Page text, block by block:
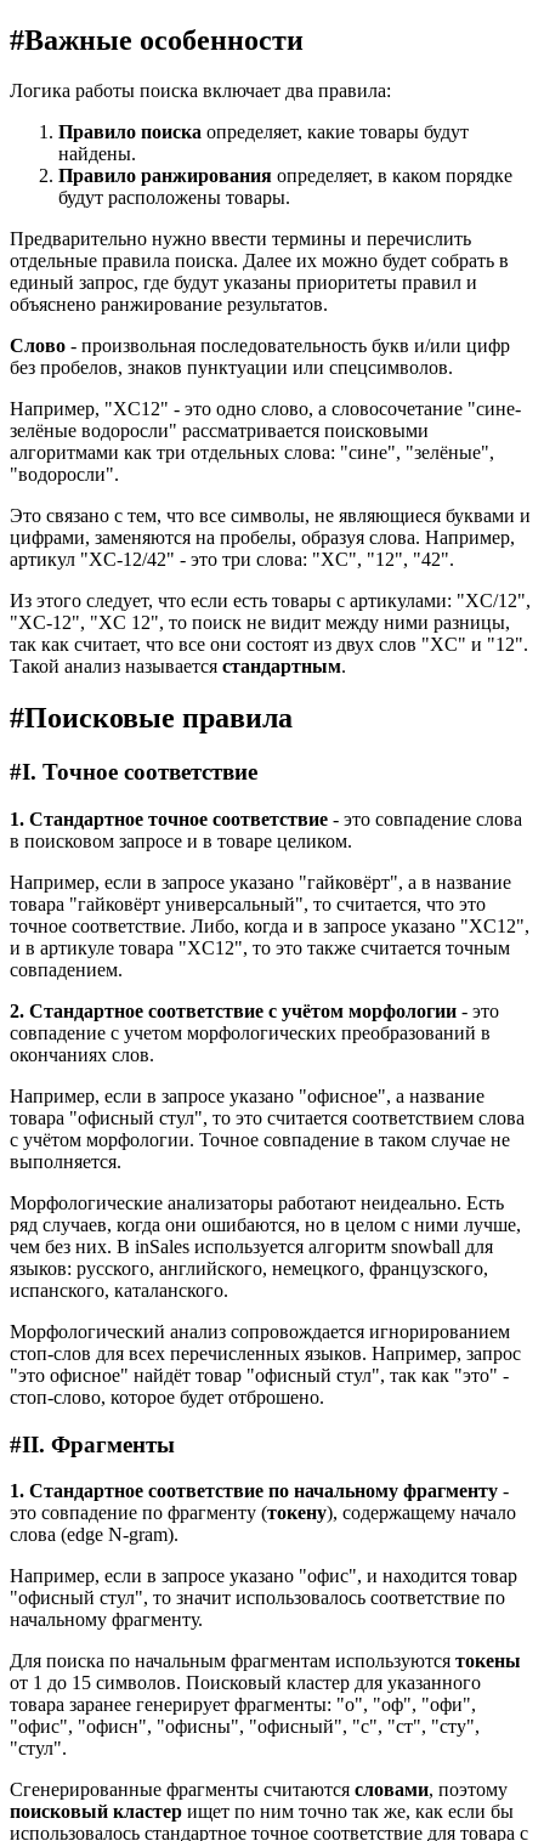
#Важные особенности
Логика работы поиска включает два правила:
Правило поиска определяет, какие товары будут
найдены.
Правило ранжирования определяет, в каком порядке
будут расположены товары.
Предварительно нужно ввести термины и перечислить
отдельные правила поиска. Далее их можно будет собрать в
единый запрос, где будут указаны приоритеты правил и
объяснено ранжирование результатов.
Слово - произвольная последовательность букв и/или цифр
без пробелов, знаков пунктуации или спецсимволов.
Например, "XC12" - это одно слово, а словосочетание "сине-
зелёные водоросли" рассматривается поисковыми
алгоритмами как три отдельных слова: "сине", "зелёные",
"водоросли".
Это связано с тем, что все символы, не являющиеся буквами и
цифрами, заменяются на пробелы, образуя слова. Например,
артикул "XC-12/42" - это три слова: "XC", "12", "42".
Из этого следует, что если есть товары с артикулами: "XC/12",
"XC-12", "XC 12", то поиск не видит между ними разницы,
так как считает, что все они состоят из двух слов "XC" и "12".
Такой анализ называется стандартным.
#Поисковые правила
#I. Точное соответствие
1. Стандартное точное соответствие - это совпадение слова
в поисковом запросе и в товаре целиком.
Например, если в запросе указано "гайковёрт", а в название
товара "гайковёрт универсальный", то считается, что это
точное соответствие. Либо, когда и в запросе указано "XC12",
и в артикуле товара "XC12", то это также считается точным
совпадением.
2. Стандартное соответствие с учётом морфологии - это
совпадение с учетом морфологических преобразований в
окончаниях слов.
Например, если в запросе указано "офисное", а название
товара "офисный стул", то это считается соответствием слова
с учётом морфологии. Точное совпадение в таком случае не
выполняется.
Морфологические анализаторы работают неидеально. Есть
ряд случаев, когда они ошибаются, но в целом с ними лучше,
чем без них. В inSales используется алгоритм snowball для
языков: русского, английского, немецкого, французского,
испанского, каталанского.
Морфологический анализ сопровождается игнорированием
стоп-слов для всех перечисленных языков. Например, запрос
"это офисное" найдёт товар "офисный стул", так как "это" -
стоп-слово, которое будет отброшено.
#II. Фрагменты
1. Стандартное соответствие по начальному фрагменту -
это совпадение по фрагменту (токену), содержащему начало
слова (edge N-gram).
Например, если в запросе указано "офис", и находится товар
"офисный стул", то значит использовалось соответствие по
начальному фрагменту.
Для поиска по начальным фрагментам используются токены
от 1 до 15 символов. Поисковый кластер для указанного
товара заранее генерирует фрагменты: "о", "оф", "офи",
"офис", "офисн", "офисны", "офисный", "с", "ст", "сту",
"стул".
Сгенерированные фрагменты считаются словами, поэтому
поисковый кластер ищет по ним точно так же, как если бы
использовалось стандартное точное соответствие для товара с